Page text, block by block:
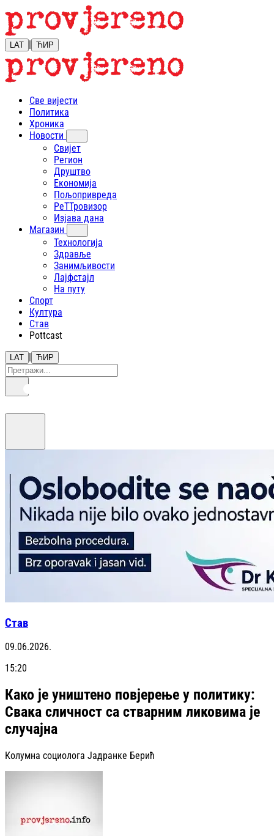
LAT | ЋИР
Све вијести
Политика
Хроника
Новости
Свијет
Регион
Друштво
Економија
Пољопривреда
РеТТровизор
Изјава дана
Магазин
Технологија
Здравље
Занимљивости
Лајфстajл
На путу
Спорт
Култура
Став
Pottcast
LAT | ЋИР
Став
09.06.2026.
15:20
Како је уништено повјерење у политику:
Свака сличност са стварним ликовима је
случајна
Колумна социолога Јадранке Берић